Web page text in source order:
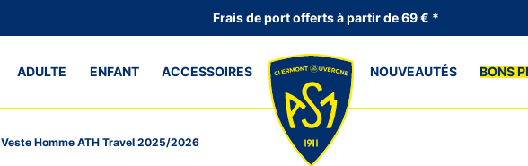
Frais de port offerts à partir de 69 € *
ADULTE ENFANT ACCESSOIRES NOUVEAUTÉS BONS
Veste Homme ATH Travel 2025/2026